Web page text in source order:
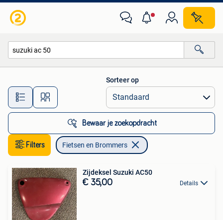
Alle afstanden…
Sorteer op
Bewaar je zoekopdracht
Filters Fietsen en Brommers
Zijdeksel Suzuki AC50
€ 35,00 Details